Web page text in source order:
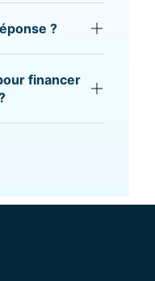
?
financer